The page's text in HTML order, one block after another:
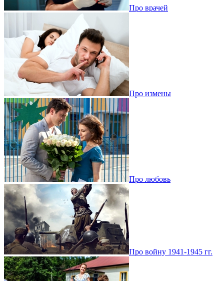
Про врачей
Про измены
Про любовь
Про войну 1941-1945 гг.